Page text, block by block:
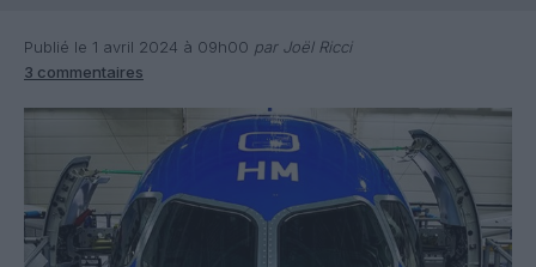
Publié le 1 avril 2024 à 09h00 par Joël Ricci
3 commentaires